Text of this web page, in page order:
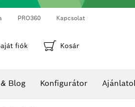
PRO360 Kapcsolat
fiók Kosár
Blog Konfigurátor